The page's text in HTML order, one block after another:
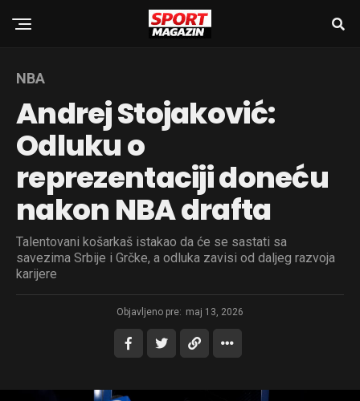
NBA
Andrej Stojaković:
Odluku o
reprezentaciji doneću
nakon NBA drafta
Talentovani košarkaš istakao da će se sastati sa
savezima Srbije i Grčke, a odluka zavisi od daljeg razvoja
karijere
Objavljeno pre: maj 13, 2026